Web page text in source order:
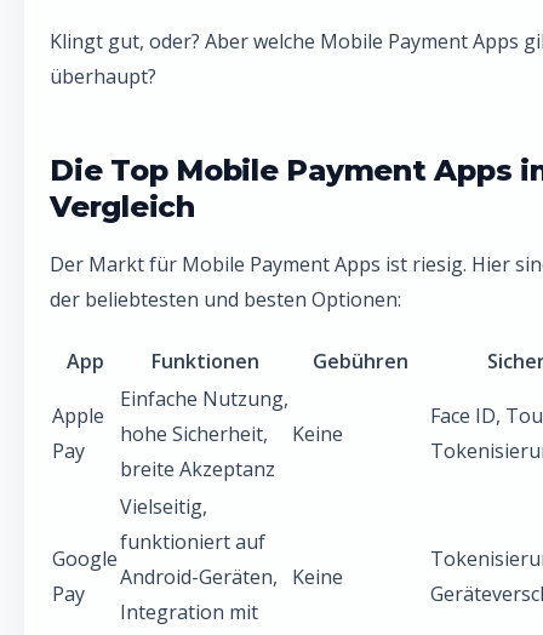
Klingt gut, oder? Aber welche Mobile Payment Apps
überhaupt?
Die Top Mobile Payment Apps
Vergleich
Der Markt für Mobile Payment Apps ist riesig. Hier
der beliebtesten und besten Optionen:
App Funktionen Gebühren
Apple
Pay
Einfache Nutzung,
hohe Sicherheit,
breite Akzeptanz
Keine
Face ID,
Google
Pay
Vielseitig,
funktioniert auf
Android-Geräten,
Integration mit
Keine